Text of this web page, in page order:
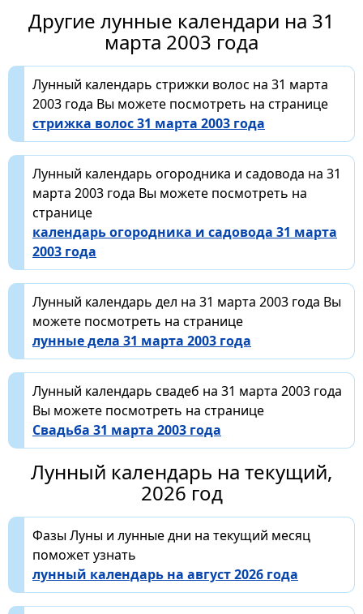
Другие лунные календари на 31
марта 2003 года
Лунный календарь стрижки волос на 31 марта
2003 года Вы можете посмотреть на странице
стрижка волос 31 марта 2003 года
Лунный календарь огородника и садовода на 31
марта 2003 года Вы можете посмотреть на
странице
календарь огородника и садовода 31 марта
2003 года
Лунный календарь дел на 31 марта 2003 года Вы
можете посмотреть на странице
лунные дела 31 марта 2003 года
Лунный календарь свадеб на 31 марта 2003 года
Вы можете посмотреть на странице
Свадьба 31 марта 2003 года
Лунный календарь на текущий,
2026 год
Фазы Луны и лунные дни на текущий месяц
поможет узнать
лунный календарь на август 2026 года